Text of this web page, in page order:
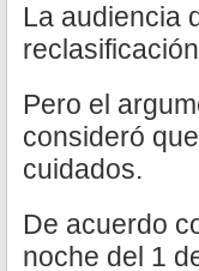
La audiencia
Pero el
consideró
cuidados.
De acuerdo
noche del 1